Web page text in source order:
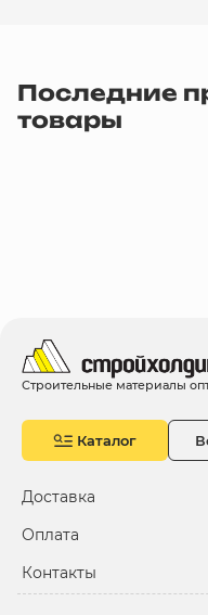
Последние
товары
Строительные материалы
Каталог
Доставка
Оплата
Контакты